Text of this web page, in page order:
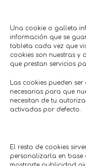
Una cookie o galleta
información que se
tableta cada vez que
cookies son nuestras y
que prestan servicios
Las cookies pueden
necesarias para que
necesitan de tu
activadas por defecto.
El resto de cookies
personalizarla en base
cerca de ti?
¡Regístrate en
ofertas y